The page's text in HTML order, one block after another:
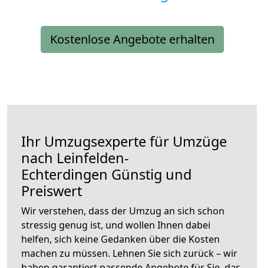
Kostenlose Angebote erhalten
Ihr Umzugsexperte für Umzüge
nach Leinfelden-
Echterdingen Günstig und
Preiswert
Wir verstehen, dass der Umzug an sich schon
stressig genug ist, und wollen Ihnen dabei
helfen, sich keine Gedanken über die Kosten
machen zu müssen. Lehnen Sie sich zurück – wir